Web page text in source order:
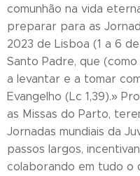
comunhão na vida
preparar para as
2023 de Lisboa (1 a 6
Santo Padre, que
a levantar e a tomar
Evangelho (Lc 1,39).»
as Missas do Parto,
Jornadas mundiais da
passos largos,
colaborando em tudo o